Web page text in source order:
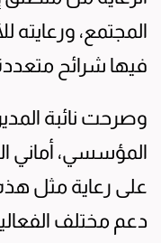
المجتمع، ورعايته
فيها شرائح
وصرحت نائبة
المؤسسي، أماني
على رعاية مثل هذه
دعم مختلف